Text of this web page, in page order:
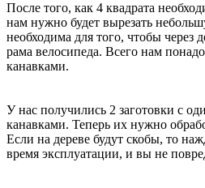
После того, как 4 квадрата
нам нужно будет вырезать
необходима для того, чтобы через
рама велосипеда. Всего нам
канавками.
У нас получились 2 заготовки с
канавками. Теперь их нужно
Если на дереве будут скобы, то
время эксплуатации, и вы не